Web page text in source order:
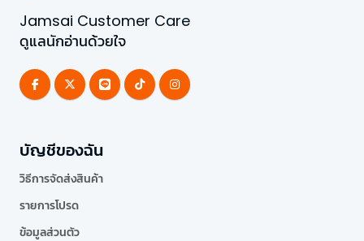
Jamsai Customer Care
ดูแลนักอ่านด้วยใจ
บัญชีของฉัน
วิธีการจัดส่งสินค้า
รายการโปรด
ข้อมูลส่วนตัว